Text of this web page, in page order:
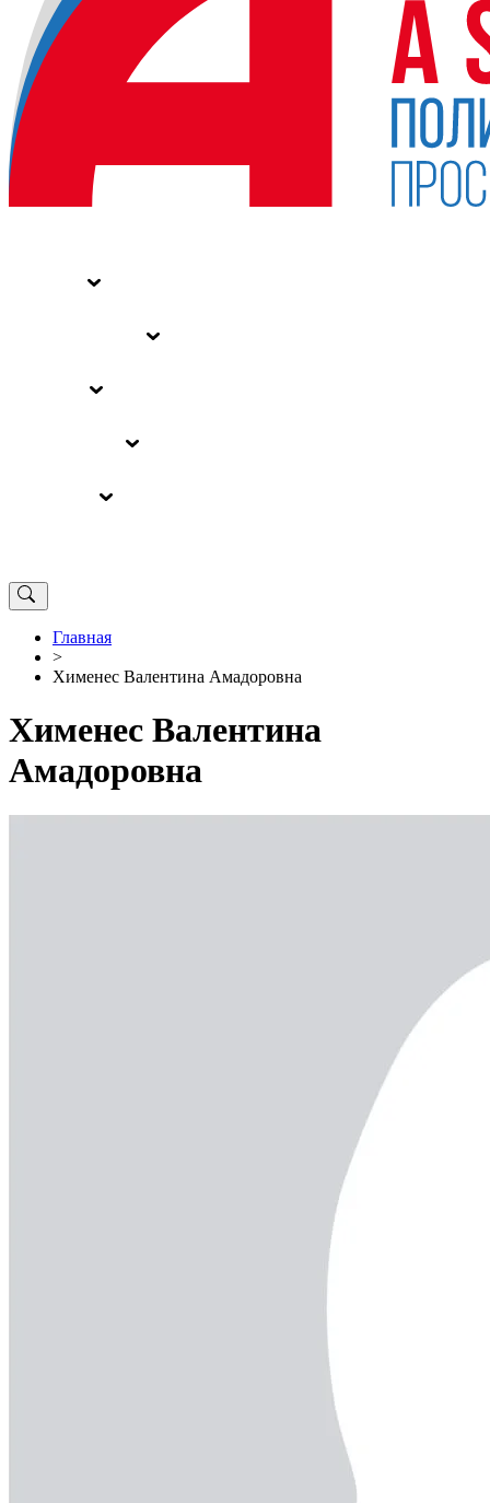
Главная
>
Хименес Валентина Амадоровна
Хименес Валентина
Амадоровна